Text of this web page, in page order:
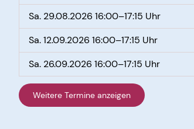
Sa. 29.08.2026 16:00–17:15 Uhr
Sa. 12.09.2026 16:00–17:15 Uhr
Sa. 26.09.2026 16:00–17:15 Uhr
Weitere Termine anzeigen